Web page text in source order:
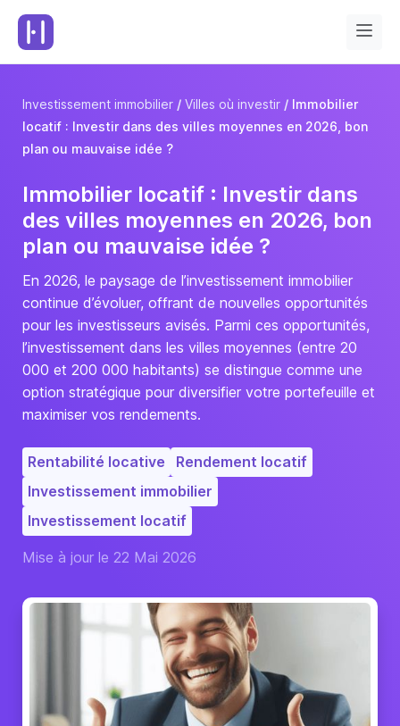
Investissement immobilier Villes où investir
Immobilier
locatif : Investir dans des villes moyennes en 2026, bon
plan ou mauvaise idée ?
Immobilier locatif : Investir dans
des villes moyennes en 2026, bon
plan ou mauvaise idée ?
En 2026, le paysage de l’investissement immobilier
continue d’évoluer, offrant de nouvelles opportunités
pour les investisseurs avisés. Parmi ces opportunités,
l’investissement dans les villes moyennes (entre 20
000 et 200 000 habitants) se distingue comme une
option stratégique pour diversifier votre portefeuille et
maximiser vos rendements.
Rentabilité locative
Rendement locatif
Investissement immobilier
Investissement locatif
Mise à jour le 22 Mai 2026